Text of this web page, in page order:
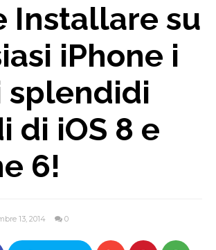
Installare su
iPhone i
splendidi
di iOS 8 e
6!
13, 2014 0